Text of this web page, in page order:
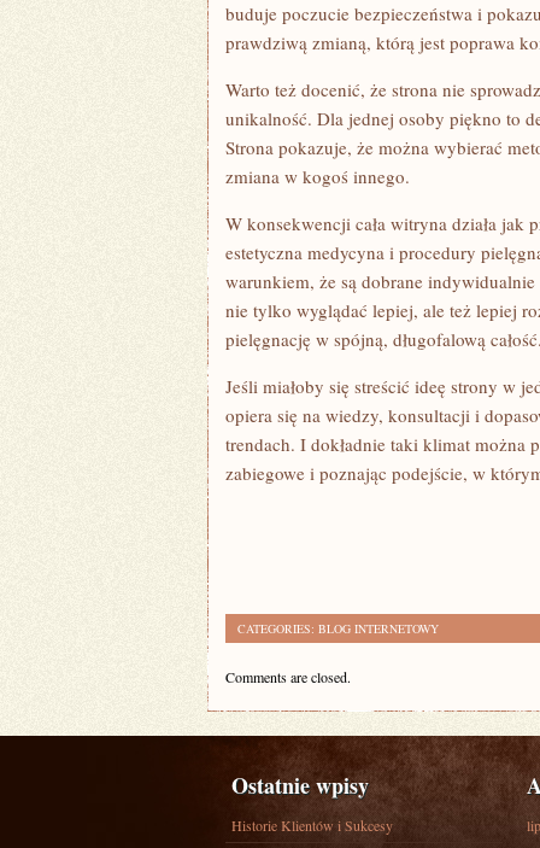
buduje poczucie bezpieczeństwa i
prawdziwą zmianą, którą jest poprawa
Warto też docenić, że strona nie
unikalność. Dla jednej osoby piękno to
Strona pokazuje, że można wybierać
zmiana w kogoś innego.
W konsekwencji cała witryna działa jak
estetyczna medycyna i procedury
warunkiem, że są dobrane
nie tylko wyglądać lepiej, ale też lepiej
pielęgnację w spójną, długofalową
Jeśli miałoby się streścić ideę strony w
opiera się na wiedzy, konsultacji i
trendach. I dokładnie taki klimat można
zabiegowe i poznając podejście, w
CATEGORIES: BLOG INTERNETOWY
Comments are closed.
Ostatnie wpisy
Historie Klientów i Sukcesy